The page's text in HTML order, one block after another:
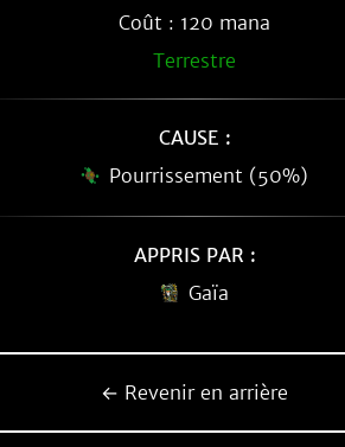
Coût : 120 mana
Terrestre
CAUSE :
Pourrissement (50%)
APPRIS PAR :
Gaïa
← Revenir en arrière